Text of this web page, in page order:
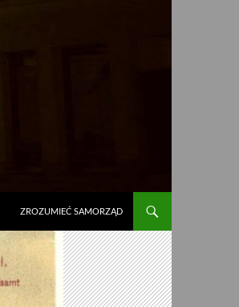
ZROZUMIEĆ SAMORZĄD